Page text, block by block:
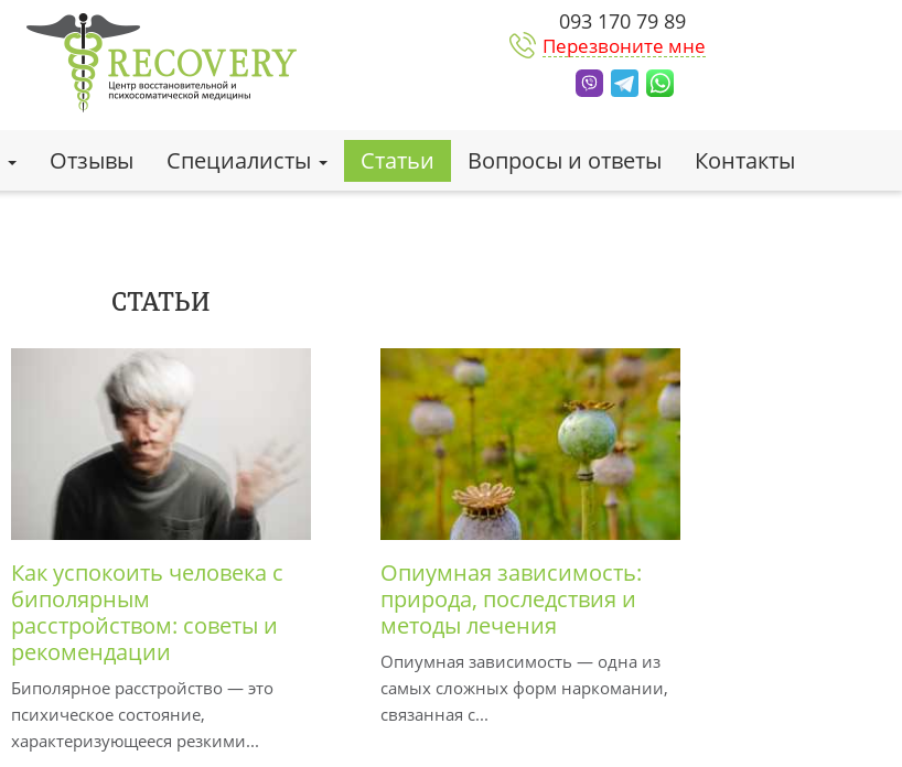
093 170 79 89
Перезвоните мне
Отзывы Специалисты Статьи Вопросы и ответы Контакты
СТАТЬИ
Как успокоить человека с
биполярным
расстройством: советы и
рекомендации
Биполярное расстройство — это
психическое состояние,
характеризующееся резкими...
Опиумная зависимость:
природа, последствия и
методы лечения
Опиумная зависимость — одна из
самых сложных форм наркомании,
связанная с...